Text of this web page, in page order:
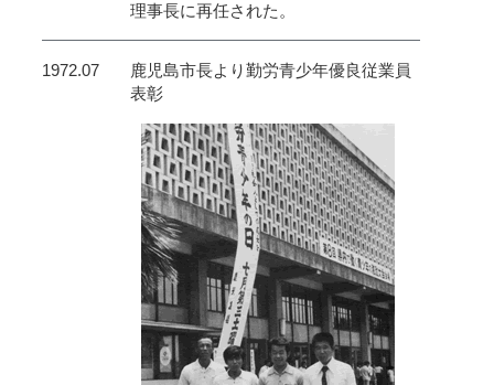
理事長に再任された。
1972.07
鹿児島市長より勤労青少年優良従業員
表彰